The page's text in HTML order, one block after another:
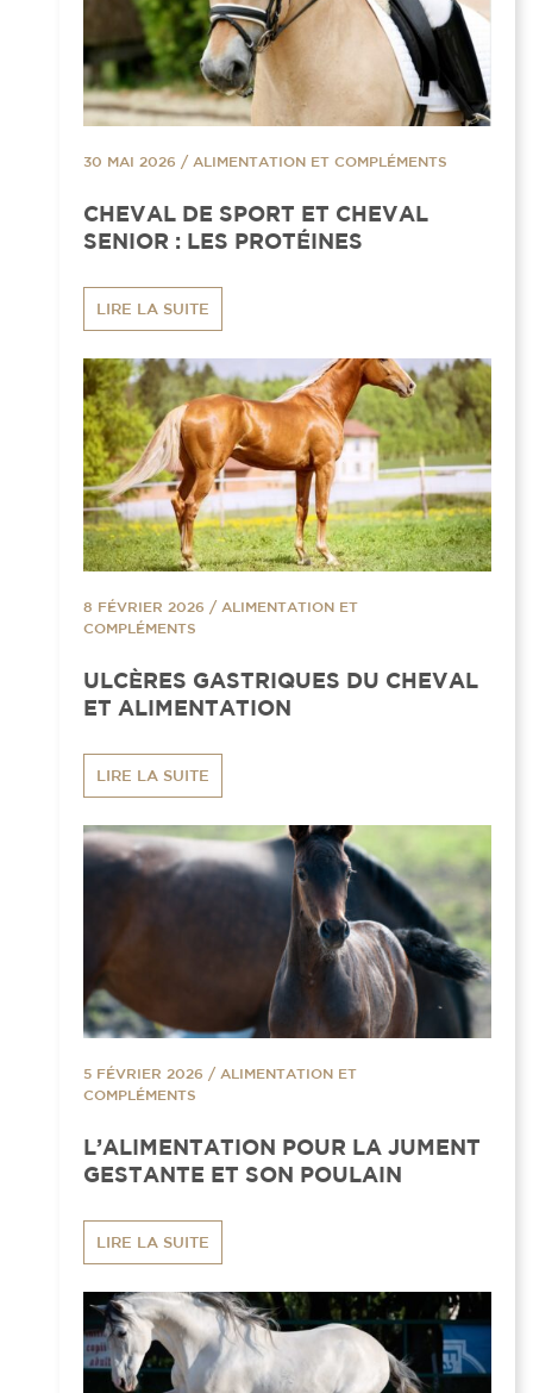
30 MAI 2026 / ALIMENTATION ET COMPLÉMENTS
CHEVAL DE SPORT ET CHEVAL
SENIOR : LES PROTÉINES
LIRE LA SUITE
8 FÉVRIER 2026 / ALIMENTATION ET
COMPLÉMENTS
ULCÈRES GASTRIQUES DU CHEVAL
ET ALIMENTATION
LIRE LA SUITE
5 FÉVRIER 2026 / ALIMENTATION ET
COMPLÉMENTS
L’ALIMENTATION POUR LA JUMENT
GESTANTE ET SON POULAIN
LIRE LA SUITE